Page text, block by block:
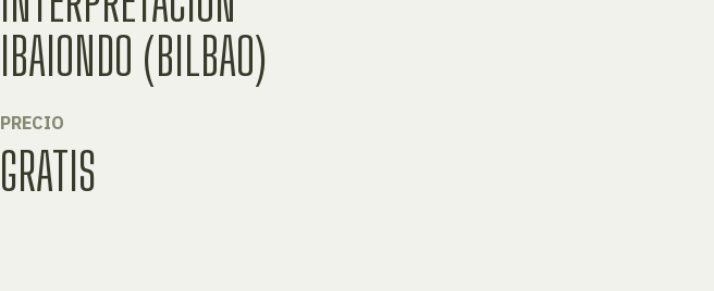
IBAIONDO (BILBAO)
PRECIO
GRATIS